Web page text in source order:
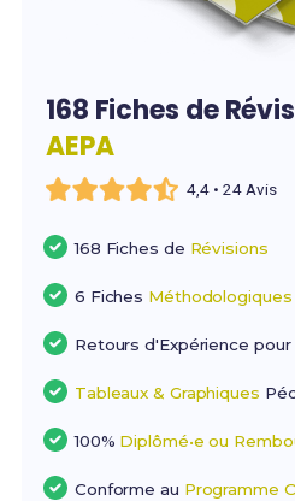
168 Fiches de
AEPA
4,4 • 24 Avis
168 Fiches de Révisions
6 Fiches Méthodologiques
Retours d'Expérience pour
Tableaux & Graphiques
100% Diplômé•e ou
Conforme au Programme